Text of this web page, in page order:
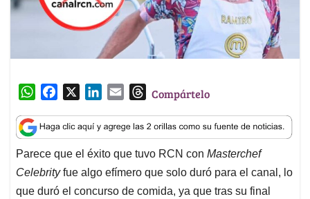
W
a
t
s
A
p
c
e
b
o
o
n
k
e
d
I
a
i
l
T
r
e
a
d
s
Compártelo
Parece que el éxito que tuvo RCN con Masterchef
Celebrityfue algo efímero que solo duró para el canal, lo
que duró el concurso de comida, ya que tras su final